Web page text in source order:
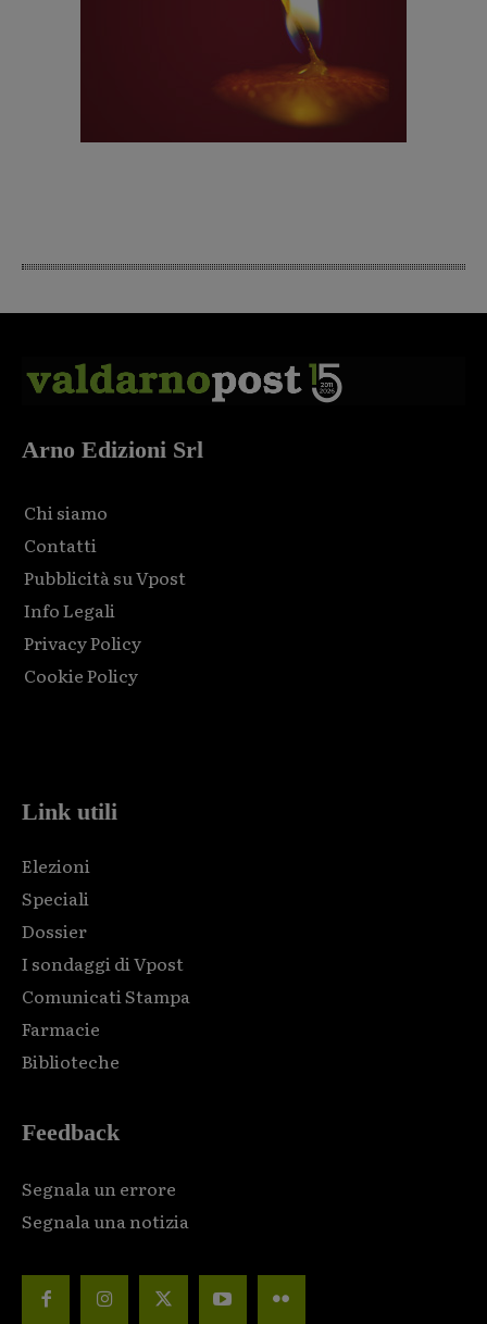
Arno Edizioni Srl
Chi siamo
Contatti
Pubblicità su Vpost
Info Legali
Privacy Policy
Cookie Policy
Link utili
Elezioni
Speciali
Dossier
I sondaggi di Vpost
Comunicati Stampa
Farmacie
Biblioteche
Feedback
Segnala un errore
Segnala una notizia